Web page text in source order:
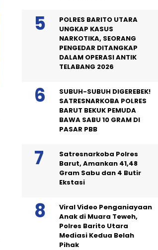
POLRES BARITO UTARA
UNGKAP KASUS
NARKOTIKA, SEORANG
PENGEDAR DITANGKAP
DALAM OPERASI ANTIK
TELABANG 2026
SUBUH-SUBUH DIGEREBEK!
SATRESNARKOBA POLRES
BARUT BEKUK PEMUDA
BAWA SABU 10 GRAM DI
PASAR PBB
Satresnarkoba Polres
Barut, Amankan 41,48
Gram Sabu dan 4 Butir
Ekstasi
Viral Video Penganiayaan
Anak di Muara Teweh,
Polres Barito Utara
Mediasi Kedua Belah
Pihak